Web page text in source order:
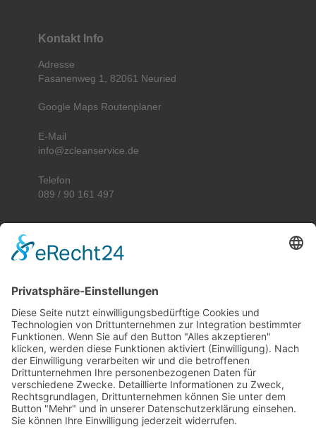
Kontakt Info
Adresse
Fasanenweg 1, 82061 Neuried
Google Maps Routenplaner
E-Mail
info@zcleanservice.de
Telefon
089 / 90 161 497
Umgebung
Alle Einsatzgebiete Altstadt Lehel
Aubing
Au-Haidhausen
Am Hart Bogenhausen
Forstenried
Fürstenried
Großhadern Isarvorstadt
Laim
Langwied
Ludwigsvorstadt
Maxvorstadt
Milbertshofen
Neuhausen
Nymphenburg
Oberföhring
Obermenzing Pasing Sendling
Solln
Schwabing
Schwanthalerhöhe
Thalkirchen